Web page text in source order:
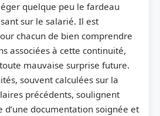
quelque peu le fardeau
sur le salarié. Il est
chacun de bien comprendre
associées à cette continuité,
mauvaise surprise future.
souvent calculées sur la
précédents, soulignent
d’une documentation soignée et